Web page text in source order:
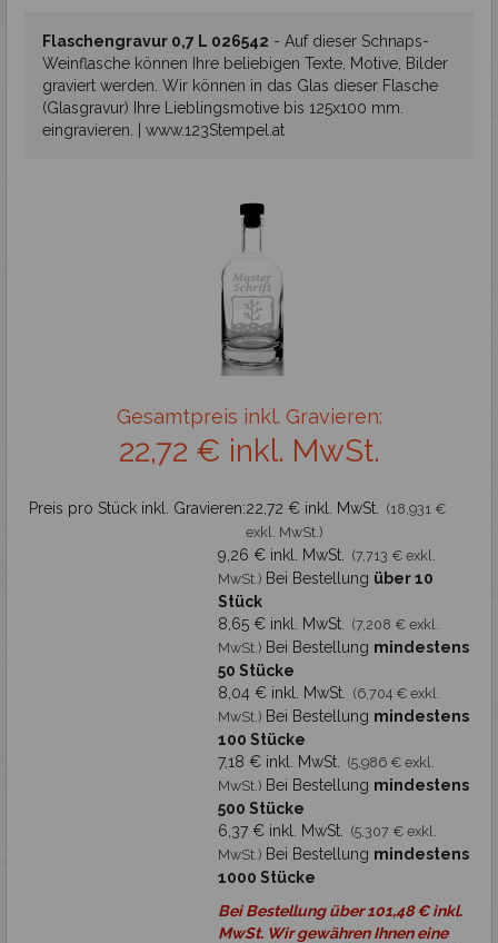
Stempelplatte
Holzstempel und Royal Mark
Glasgravur - Flaschen
Glasgravur - Gläser
Holzbild - Fotogravur
Holzkassetten für Wein
Weitere Holzprodukte
Schreiber
Schilder Namensschilder Marken
Sportauszeichnungen - Trophäen - Pokale
Bierdeckel aus Holz
Medaillen
Flaschengravur 0,7 L 026542 - Auf dieser Schnaps-
Weinflasche können Ihre beliebigen Texte, Motive, Bilder
graviert werden. Wir können in das Glas dieser Flasche
(Glasgravur) Ihre Lieblingsmotive bis 125x100 mm.
eingravieren. | www.123Stempel.at
Gesamtpreis inkl. Gravieren:
22,72 € inkl. MwSt.
Preis pro Stück inkl. Gravieren:22,72 € inkl. MwSt.
(18,931 €
exkl. MwSt.)
9,26 € inkl. MwSt.
(7,713 € exkl.
MwSt.) Bei Bestellung über 10
Stück
8,65 € inkl. MwSt.
(7,208 € exkl.
MwSt.) Bei Bestellung mindestens
50 Stücke
8,04 € inkl. MwSt.
(6,704 € exkl.
MwSt.) Bei Bestellung mindestens
100 Stücke
7,18 € inkl. MwSt.
(5,986 € exkl.
MwSt.) Bei Bestellung mindestens
500 Stücke
6,37 € inkl. MwSt.
(5,307 € exkl.
MwSt.) Bei Bestellung mindestens
1000 Stücke
Bei Bestellung über 101,48 € inkl.
MwSt. Wir gewähren Ihnen eine